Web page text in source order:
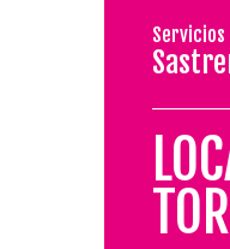
Servicios